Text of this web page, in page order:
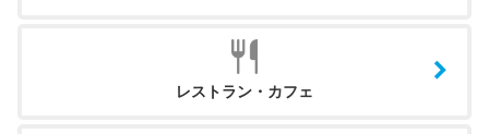
レストラン・カフェ